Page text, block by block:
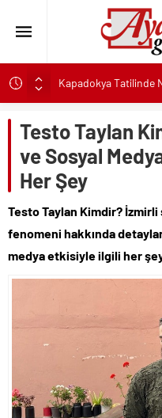
Büyükakın’dan
Didim
Çalışması
Hastalıktan Ari
Kaykay
Didim Belediyesi
Üsküdar’da Açık
Klasiklerle Devam
Başkan Çerçioğlu’nun
Sinop’ta Denize
Maltese Terrier İlk
Kapadokya Tatilinde
Testo Taylan
ve Sosyal
Her Şey
Testo Taylan Kimdir?
fenomeni hakkında
medya etkisiyle ilgili her